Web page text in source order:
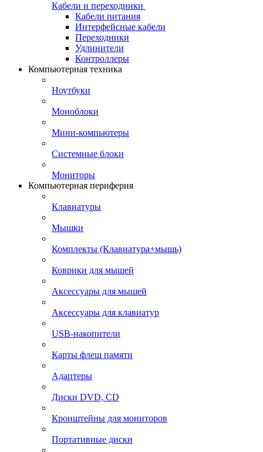
Кабели и переходники
Кабели питания
Интерфейсные кабели
Переходники
Удлинители
Контроллеры
Компьютерная техника
Ноутбуки
Моноблоки
Мини-компьютеры
Системные блоки
Мониторы
Компьютерная периферия
Клавиатуры
Мышки
Комплекты (Клавиатура+мышь)
Коврики для мышей
Аксессуары для мышей
Аксессуары для клавиатур
USB-накопители
Карты флеш памяти
Адаптеры
Диски DVD, CD
Кронштейны для мониторов
Портативные диски